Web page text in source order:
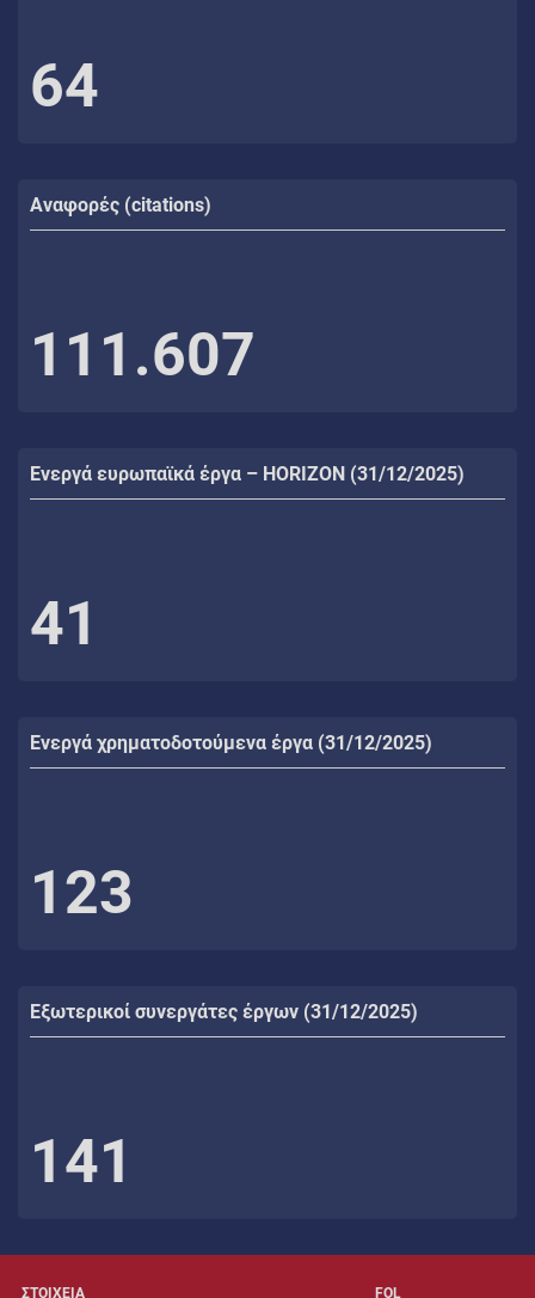
64
Αναφορές (citations)
111.607
Ενεργά ευρωπαϊκά έργα – HORIZON (31/12/2025)
41
Ενεργά χρηματοδοτούμενα έργα (31/12/2025)
123
Εξωτερικοί συνεργάτες έργων (31/12/2025)
141
ΣΤΟΙΧΕΙΑ FOL